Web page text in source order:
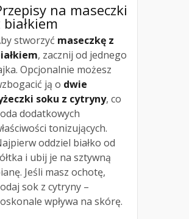
na maseczki
białkiem
stworzyć maseczkę z
, zacznij od jednego
Opcjonalnie możesz
ją o dwie
soku z cytryny, co
dodatkowych
tonizujących.
oddziel białko od
i ubij je na sztywną
Jeśli masz ochotę,
sok z cytryny –
wpływa na skórę.